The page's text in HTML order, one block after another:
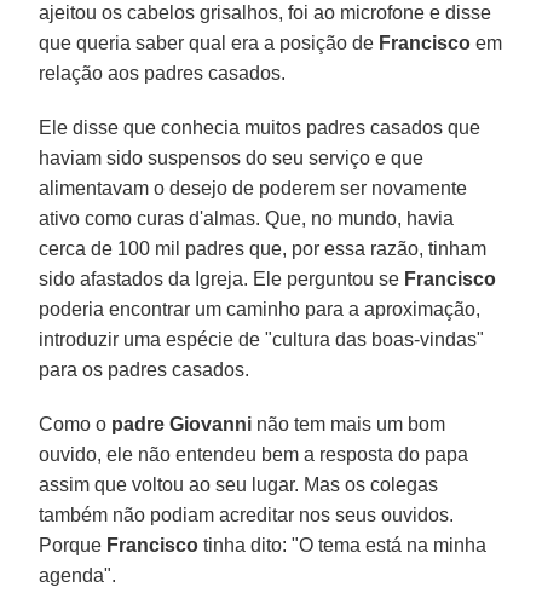
ajeitou os cabelos grisalhos, foi ao microfone e disse
que queria saber qual era a posição de Francisco em
relação aos padres casados.
Ele disse que conhecia muitos padres casados que
haviam sido suspensos do seu serviço e que
alimentavam o desejo de poderem ser novamente
ativo como curas d'almas. Que, no mundo, havia
cerca de 100 mil padres que, por essa razão, tinham
sido afastados da Igreja. Ele perguntou se Francisco
poderia encontrar um caminho para a aproximação,
introduzir uma espécie de "cultura das boas-vindas"
para os padres casados.
Como o padre Giovanni não tem mais um bom
ouvido, ele não entendeu bem a resposta do papa
assim que voltou ao seu lugar. Mas os colegas
também não podiam acreditar nos seus ouvidos.
Porque Francisco tinha dito: "O tema está na minha
agenda".